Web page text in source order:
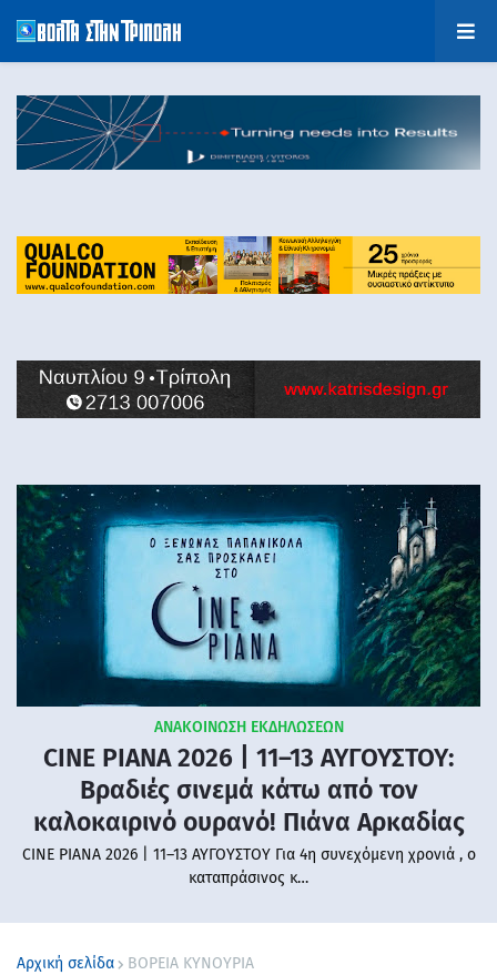
ΑΝΑΚΟΙΝΩΣΗ ΕΚΔΗΛΩΣΕΩΝ
CINE PIANA 2026 | 11–13 ΑΥΓΟΥΣΤΟΥ:
Βραδιές σινεμά κάτω από τον
καλοκαιρινό ουρανό! Πιάνα Αρκαδίας
CINE PIANA 2026 | 11–13 ΑΥΓΟΥΣΤΟΥ Για 4η συνεχόμενη χρονιά , ο
καταπράσινος κ…
Αρχική σελίδα ΒΟΡΕΙΑ ΚΥΝΟΥΡΙΑ